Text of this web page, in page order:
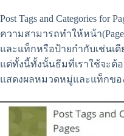
Post Tags and Categories for
ความสามารถทำให้หน้า
และแท็กหรือป้ายกำกับเช่นเดี
แต่ทั้งนี้ทั้งนั้นธีมที่เราใช้จะต้
แสดงผลหมวดหมู่และแท็กขอ